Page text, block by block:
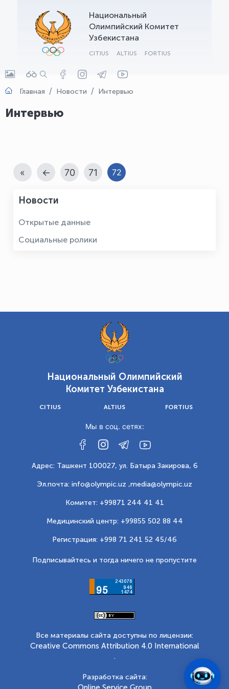
Национальный
Олимпийский Комитет
Узбекистана
CITIUS ALTIUS FORTIUS
Главная Новости Интервью
Интервью
« ← 70 71 72
Новости
Открытые данные
Социальные ролики
Национальный Олимпийский
Комитет Узбекистана
CITIUS ALTIUS FORTIUS
Мы в соц. сетях:
Адрес: Ташкент 100027, ул. Батыра Закирова, 6
Эл.почта: info@olympic.uz ,media@olympic.uz
Комитет: +99871 244 41 41
Медицинский центр: +99855 502 88 44
Регистрация: +998 71 241 52 45/46
Подписывайтесь и тогда ничего не пропустите
Все материалы сайта доступны по лицензии:
Creative Commons Attribution 4.0 International
.
Разработка сайта:
OLYMPCHIK AI - yordamchi
Онлайн · olympic.uz